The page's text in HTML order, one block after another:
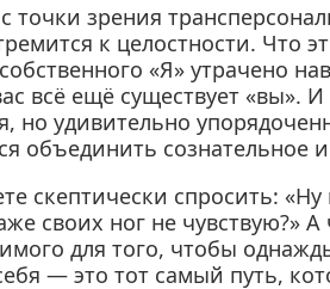
точки зрения
к целостности. Что
«Я» утрачено
всё ещё существует «вы».
но удивительно
объединить сознательное
скептически спросить: «Ну
своих ног не чувствую?»
для того, чтобы
— это тот самый путь,